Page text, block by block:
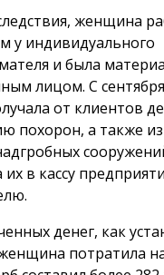
женщина
у индивидуального
и была
лицом. С
от клиентов
похорон, а также
в кассу
денег, как
потратила